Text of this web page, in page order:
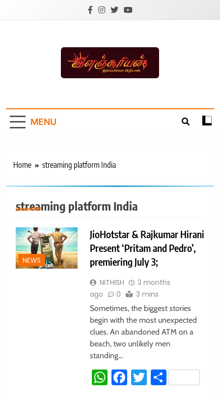
Tamil News |
Health | Tamil
Technology |
Sports News
MENU
Home streaming platform India
streaming platform India
NEWS
JioHotstar & Rajkumar Hirani
Present ‘Pritam and Pedro’,
premiering July 3;
NITHISH
3 months
ago
0 3 mins
Sometimes, the biggest stories
begin with the most unexpected
clues. An abandoned ATM on a
beach, two unlikely men
standing…
WhatsApp
Facebook
TwitterShare